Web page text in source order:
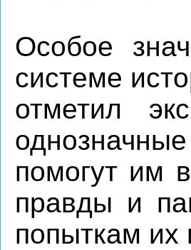
Особое
системе
отметил
помогут им
правды и
попыткам их